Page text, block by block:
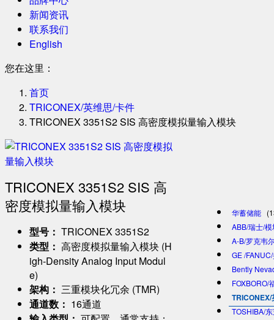
新闻资讯
联系我们
English
您在这里：
首页
TRICONEX/英维思/卡件
TRICONEX 3351S2 SIS 高密度模拟量输入模块
TRICONEX 3351S2 SIS 高
密度模拟量输入模块
​型号：​ ​ TRICONEX 3351S2
​类型：​ ​ 高密度模拟量输入模块 (H
igh-Density Analog Input Modul
e)
​架构：​ ​ 三重模块化冗余 (TMR)
​通道数：​ ​ 16通道
华蓄储能
ABB/瑞士/
A-B/罗克韦
GE /
Bently
FOXBORO/
TOSHIBA/